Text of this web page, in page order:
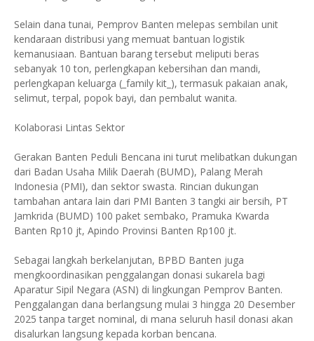
​Selain dana tunai, Pemprov Banten melepas sembilan unit
kendaraan distribusi yang memuat bantuan logistik
kemanusiaan. Bantuan barang tersebut meliputi beras
sebanyak 10 ton, perlengkapan kebersihan dan mandi,
perlengkapan keluarga (_family kit_), termasuk pakaian anak,
selimut, terpal, popok bayi, dan pembalut wanita.
​Kolaborasi Lintas Sektor
​Gerakan Banten Peduli Bencana ini turut melibatkan dukungan
dari Badan Usaha Milik Daerah (BUMD), Palang Merah
Indonesia (PMI), dan sektor swasta. Rincian dukungan
tambahan antara lain dari PMI Banten 3 tangki air bersih, PT
Jamkrida (BUMD) 100 paket sembako, Pramuka Kwarda
Banten Rp10 jt, Apindo Provinsi Banten Rp100 jt.
​Sebagai langkah berkelanjutan, BPBD Banten juga
mengkoordinasikan penggalangan donasi sukarela bagi
Aparatur Sipil Negara (ASN) di lingkungan Pemprov Banten.
Penggalangan dana berlangsung mulai 3 hingga 20 Desember
2025 tanpa target nominal, di mana seluruh hasil donasi akan
disalurkan langsung kepada korban bencana.